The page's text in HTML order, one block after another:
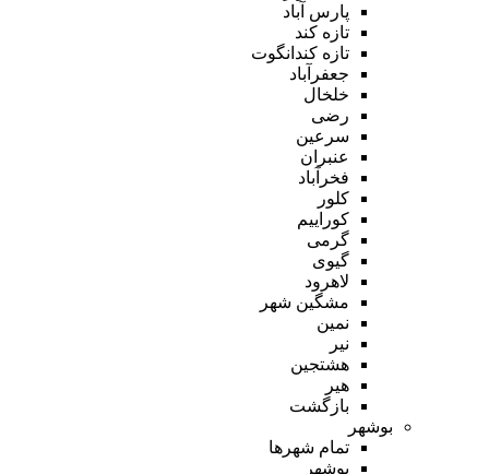
پارس آباد
تازه کند
تازه کندانگوت
جعفرآباد
خلخال
رضی
سرعین
عنبران
فخرآباد
کلور
کوراییم
گرمی
گیوی
لاهرود
مشگین شهر
نمین
نیر
هشتجین
هیر
بازگشت
بوشهر
تمام شهر‌ها
بوشهر